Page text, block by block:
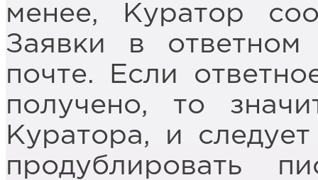
менее, Куратор
Заявки в ответном
почте. Если
получено, то
Куратора, и
продублировать